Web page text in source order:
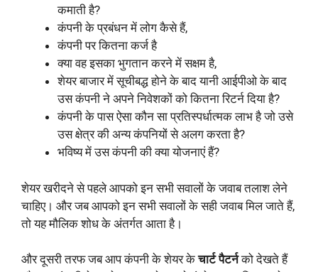
कमाती है?
कंपनी के प्रबंधन में लोग कैसे हैं,
कंपनी पर कितना कर्ज है
क्या वह इसका भुगतान करने में सक्षम है,
शेयर बाजार में सूचीबद्ध होने के बाद यानी आईपीओ के बाद
उस कंपनी ने अपने निवेशकों को कितना रिटर्न दिया है?
कंपनी के पास ऐसा कौन सा प्रतिस्पर्धात्मक लाभ है जो उसे
उस क्षेत्र की अन्य कंपनियों से अलग करता है?
भविष्य में उस कंपनी की क्या योजनाएं हैं?
शेयर खरीदने से पहले आपको इन सभी सवालों के जवाब तलाश लेने
चाहिए। और जब आपको इन सभी सवालों के सही जवाब मिल जाते हैं,
तो यह मौलिक शोध के अंतर्गत आता है।
और दूसरी तरफ जब आप कंपनी के शेयर केचार्ट पैटर्नको देखते हैं